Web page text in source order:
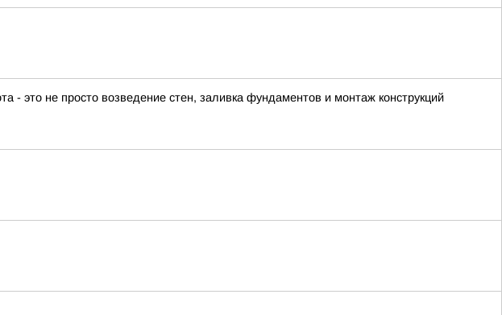
это не просто возведение стен, заливка фундаментов и монтаж конструкций